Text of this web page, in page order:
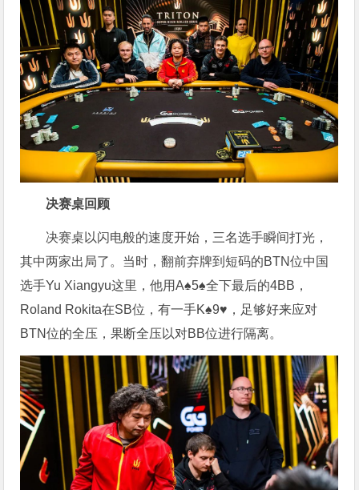
决赛桌回顾
决赛桌以闪电般的速度开始，三名选手瞬间打光，
其中两家出局了。当时，翻前弃牌到短码的BTN位中国
选手Yu Xiangyu这里，他用A♠5♠全下最后的4BB，
Roland Rokita在SB位，有一手K♠9♥，足够好来应对
BTN位的全压，果断全压以对BB位进行隔离。